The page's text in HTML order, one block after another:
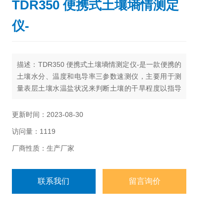
TDR350 便携式土壤墒情测定
仪-
描述：TDR350 便携式土壤墒情测定仪-是一款便携的
土壤水分、温度和电导率三参数速测仪，主要用于测
量表层土壤水温盐状况来判断土壤的干旱程度以指导
仪利用*可靠的时域反射技术，能够对土壤水分变化进
更新时间：2023-08-30
访问量：1119
厂商性质：生产厂家
联系我们 留言询价